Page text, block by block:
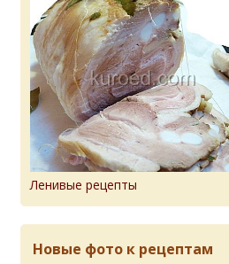
Ленивые рецепты
Новые фото к рецептам